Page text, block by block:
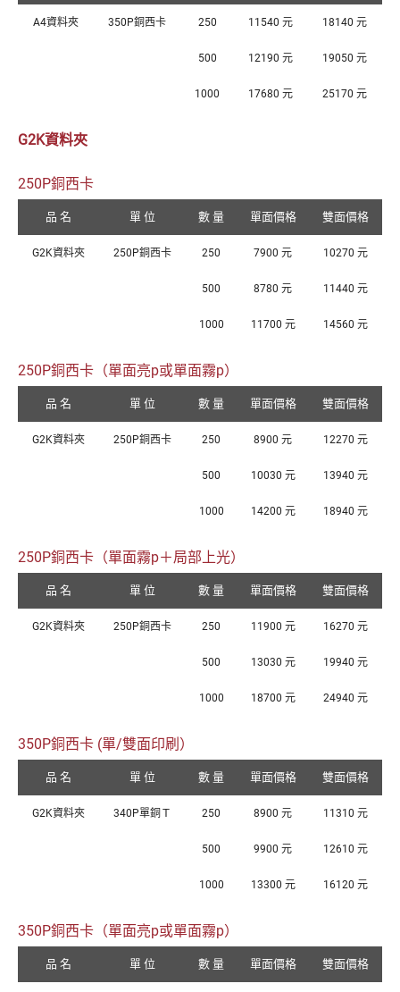
A4資料夾 350P銅西卡 250 11540 元 18140 元
500 12190 元 19050 元
1000 17680 元 25170 元
G2K資料夾
250P銅西卡
品 名 單 位 數 量 單面價格 雙面價格
G2K資料夾 250P銅西卡 250 7900 元 10270 元
500 8780 元 11440 元
1000 11700 元 14560 元
250P銅西卡（單面亮p或單面霧p）
品 名 單 位 數 量 單面價格 雙面價格
G2K資料夾 250P銅西卡 250 8900 元 12270 元
500 10030 元 13940 元
1000 14200 元 18940 元
250P銅西卡（單面霧p＋局部上光）
品 名 單 位 數 量 單面價格 雙面價格
G2K資料夾 250P銅西卡 250 11900 元 16270 元
500 13030 元 19940 元
1000 18700 元 24940 元
350P銅西卡 (單/雙面印刷）
品 名 單 位 數 量 單面價格 雙面價格
G2K資料夾 340P單銅Ｔ 250 8900 元 11310 元
500 9900 元 12610 元
1000 13300 元 16120 元
350P銅西卡（單面亮p或單面霧p）
品 名 單 位 數 量 單面價格 雙面價格